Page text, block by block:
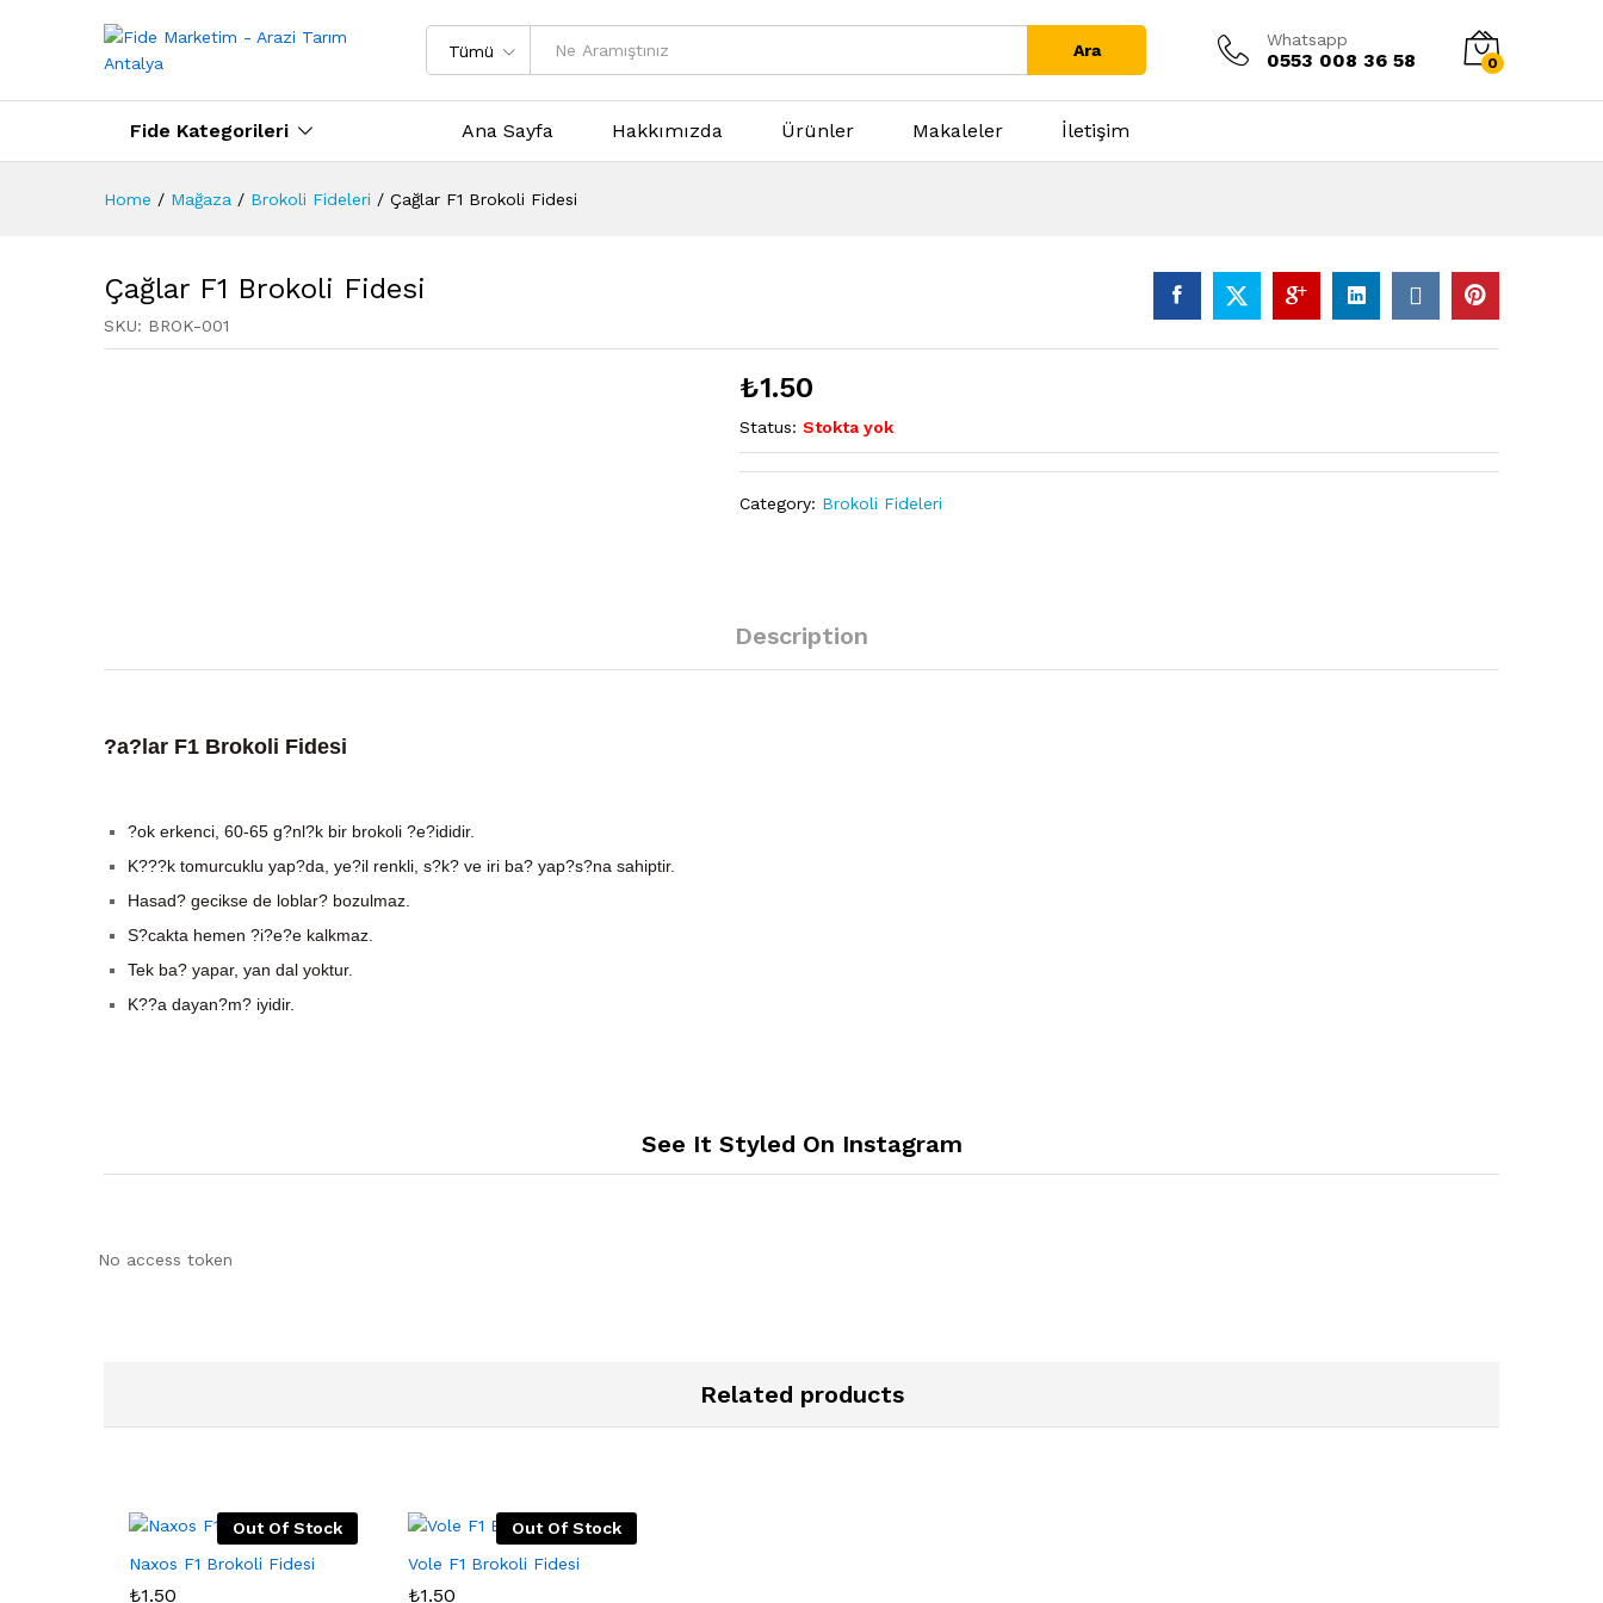
Tümü Ara
Whatsapp
0553 008 36 58 0
Fide Kategorileri Ana Sayfa Hakkımızda Ürünler Makaleler İletişim
Home / Mağaza / Brokoli Fideleri / Çağlar F1 Brokoli Fidesi
Çağlar F1 Brokoli Fidesi
SKU: BROK-001
₺1.50
Status: Stokta yok
Category: Brokoli Fideleri
Description
?a?lar F1 Brokoli Fidesi
?ok erkenci, 60-65 g?nl?k bir brokoli ?e?ididir.
K???k tomurcuklu yap?da, ye?il renkli, s?k? ve iri ba? yap?s?na sahiptir.
Hasad? gecikse de loblar? bozulmaz.
S?cakta hemen ?i?e?e kalkmaz.
Tek ba? yapar, yan dal yoktur.
K??a dayan?m? iyidir.
See It Styled On Instagram
No access token
Related products
Out Of Stock
Naxos F1 Brokoli Fidesi
₺1.50
Out Of Stock
Vole F1 Brokoli Fidesi
₺1.50